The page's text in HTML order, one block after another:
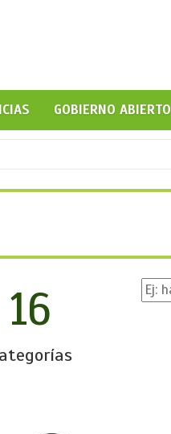
GOBIERNO ABIERTO
16